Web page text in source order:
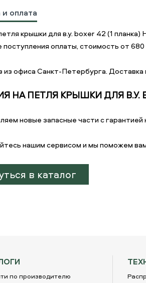
оплата
крышки для в.у. boxer 42 (1
поступления оплаты, стоимость от
офиса Санкт-Петербурга. Доставка
НА ПЕТЛЯ КРЫШКИ ДЛЯ В.У.
новые запасные части с
нашим сервисом и мы поможем
в каталог
по производителю